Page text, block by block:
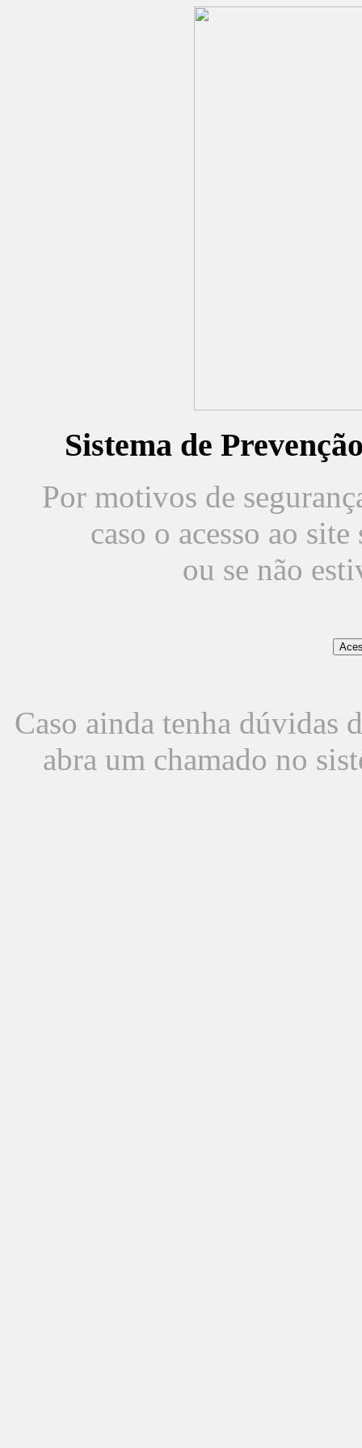
Sistema de
Por motivos de
caso o acesso ao
ou se não
Caso ainda tenha dúvidas
abra um chamado no